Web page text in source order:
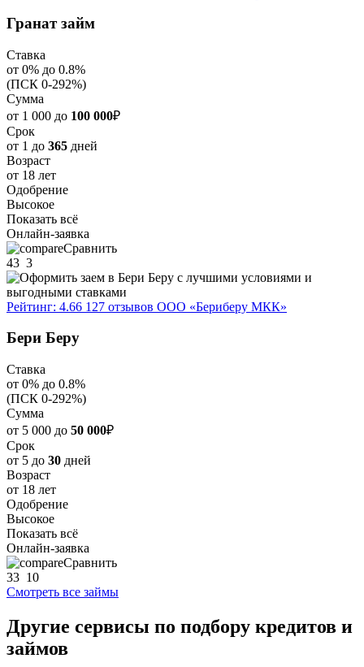
Гранат займ
Ставка
от 0% до 0.8%
(ПСК 0-292%)
Сумма
от 1 000 до 100 000₽
Срок
от 1 до 365 дней
Возраст
от 18 лет
Одобрение
Высокое
Показать всё
Онлайн-заявка
Сравнить
43 3
Рейтинг: 4.66 127 отзывов ООО «Бериберу МКК»
Бери Беру
Ставка
от 0% до 0.8%
(ПСК 0-292%)
Сумма
от 5 000 до 50 000₽
Срок
от 5 до 30 дней
Возраст
от 18 лет
Одобрение
Высокое
Показать всё
Онлайн-заявка
Сравнить
33 10
Смотреть все займы
Другие сервисы по подбору кредитов и
займов